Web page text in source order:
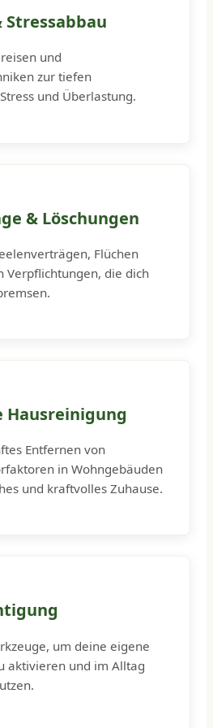
und
zur tiefen
und Überlastung.
& Löschungen
Flüchen
Verpflichtungen, die dich
Hausreinigung
Entfernen von
in Wohngebäuden
und kraftvolles Zuhause.
um deine eigene
aktivieren und im Alltag